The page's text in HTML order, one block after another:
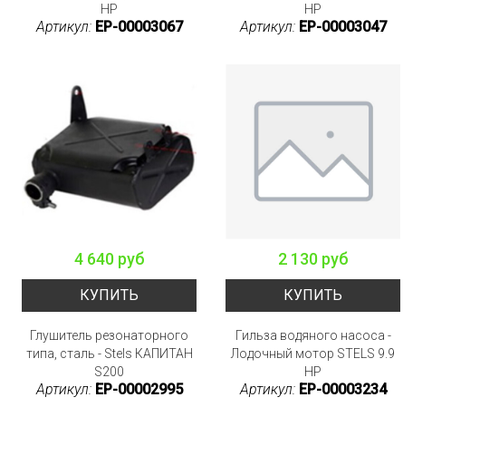
HP
Артикул: EP-00003067
HP
Артикул: EP-00003047
4 640 руб
КУПИТЬ
Глушитель резонаторного
типа, сталь - Stels КАПИТАН
S200
Артикул: EP-00002995
2 130 руб
КУПИТЬ
Гильза водяного насоса -
Лодочный мотор STELS 9.9
HP
Артикул: EP-00003234